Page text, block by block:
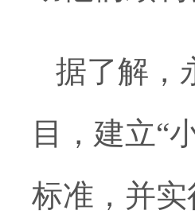
据了解，
目，建立“
标准，并实